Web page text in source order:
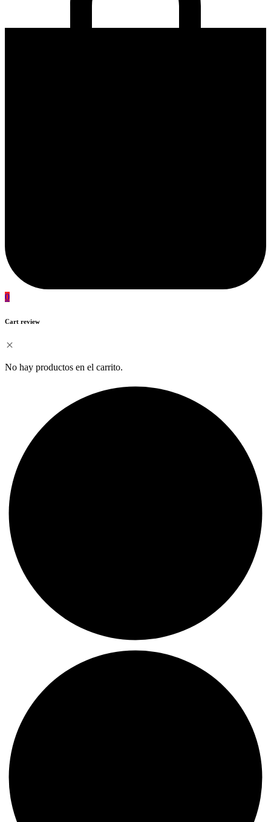
0
Cart review
No hay productos en el carrito.